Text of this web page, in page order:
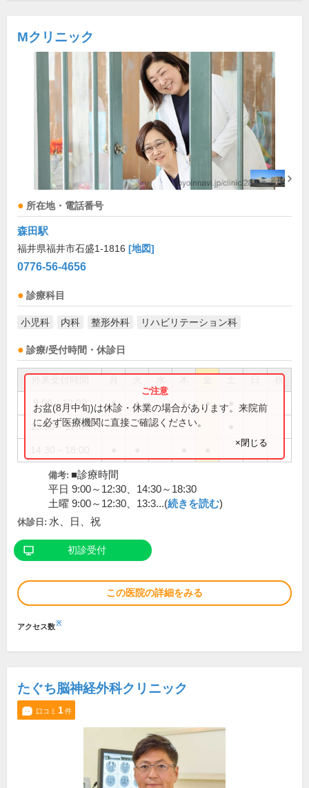
Mクリニック
所在地・電話番号
森田駅
福井県福井市石盛1-1816 [地図]
0776-56-4656
診療科目
小児科 内科 整形外科 リハビリテーション科
診療/受付時間・休診日
祝
9:00～12:00 ● ● ● ●
13:30～17:00
お盆(8月中旬)は休診・休業の場合があります。来院前
に必ず医療機関に直接ご確認ください。
×閉じる
備考: ■診療時間
平日 9:00～12:30、14:30～18:30
土曜 9:00～12:30、13:3...(続きを読む)
休診日: 水、日、祝
初診受付
この医院の詳細をみる
アクセス数※
たぐち脳神経外科クリニック
口コミ 1件